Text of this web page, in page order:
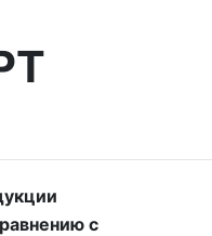
с